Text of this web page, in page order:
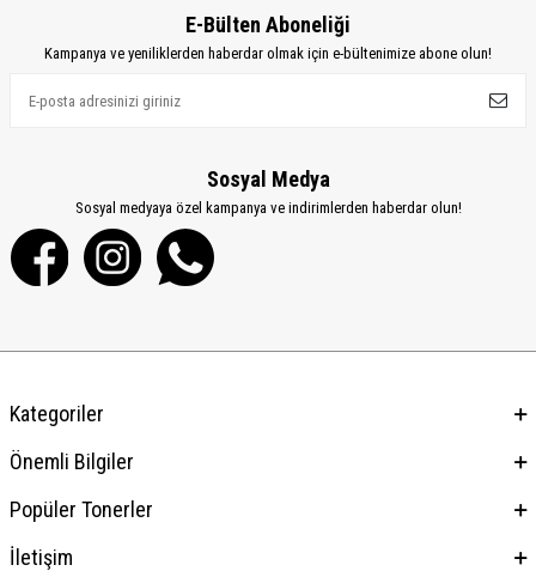
E-Bülten Aboneliği
Kampanya ve yeniliklerden haberdar olmak için e-bültenimize abone olun!
Sosyal Medya
Sosyal medyaya özel kampanya ve indirimlerden haberdar olun!
Kategoriler
Önemli Bilgiler
Popüler Tonerler
İletişim